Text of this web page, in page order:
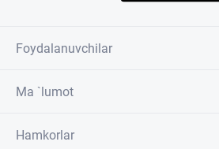
Foydalanuvchilar
Ma `lumot
Hamkorlar